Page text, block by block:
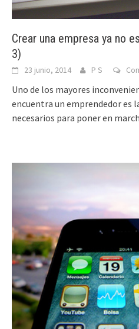
Crear una empresa ya no
3)
23 junio, 2014 P S
Uno de los mayores
encuentra un emprendedor es
necesarios para poner en